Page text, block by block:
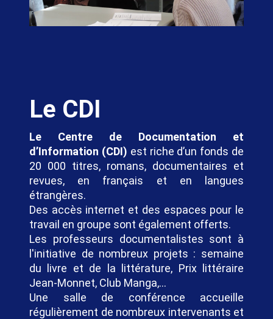
Le CDI
Le Centre de Documentation et
d’Information (CDI) est riche d’un fonds de
20 000 titres, romans, documentaires et
revues, en français et en langues
étrangères.
Des accès internet et des espaces pour le
travail en groupe sont également offerts.
Les professeurs documentalistes sont à
l'initiative de nombreux projets : semaine
du livre et de la littérature, Prix littéraire
Jean-Monnet, Club Manga,...
Une salle de conférence accueille
régulièrement de nombreux intervenants et